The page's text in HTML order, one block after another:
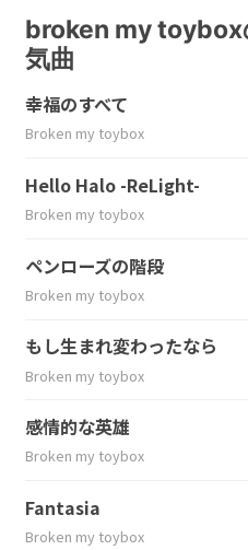
broken my toybox
気曲
幸福のすべて
Broken my toybox
Hello Halo -ReLight-
Broken my toybox
ペンローズの階段
Broken my toybox
もし生まれ変わったなら
Broken my toybox
感情的な英雄
Broken my toybox
Fantasia
Broken my toybox